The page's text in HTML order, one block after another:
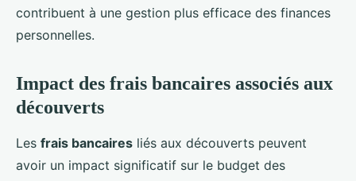
contribuent à une gestion plus efficace des finances
personnelles.
Impact des frais bancaires associés aux
découverts
Les frais bancaires liés aux découverts peuvent
avoir un impact significatif sur le budget des